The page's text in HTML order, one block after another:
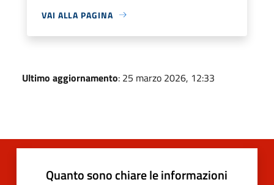
VAI ALLA PAGINA
Ultimo aggiornamento: 25 marzo 2026, 12:33
Quanto sono chiare le informazioni